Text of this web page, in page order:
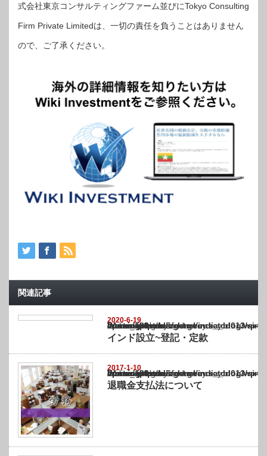
式会社東京コンサルティングファーム並びにTokyo Consulting
Firm Private Limitedは、一切の責任を負うことはありません
ので、ご了承ください。
関連記事
2020-6-19
Warning
: Undefined array key "show_category" in
/home/netst/kuno-cpa.co.jp/public_html/india_blog/wp-content/themes/
on line183
インド設立~登記・定款
2017-1-10
Warning
: Undefined array key "show_category" in
/home/netst/kuno-cpa.co.jp/public_html/india_blog/wp-content/themes/
on line183
退職金支払法について